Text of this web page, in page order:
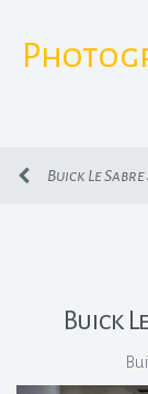
Buick Le
Buick